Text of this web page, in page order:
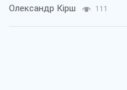
Олександр Кірш 111